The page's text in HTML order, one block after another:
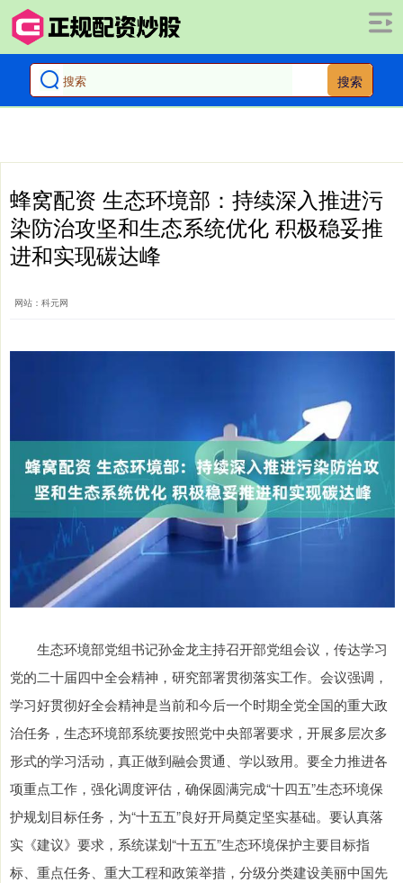
搜索
蜂窝配资 生态环境部：持续深入推进污
染防治攻坚和生态系统优化 积极稳妥推
进和实现碳达峰
网站：科元网
生态环境部党组书记孙金龙主持召开部党组会议，传达学习
党的二十届四中全会精神，研究部署贯彻落实工作。会议强调，
学习好贯彻好全会精神是当前和今后一个时期全党全国的重大政
治任务，生态环境部系统要按照党中央部署要求，开展多层次多
形式的学习活动，真正做到融会贯通、学以致用。要全力推进各
项重点工作，强化调度评估，确保圆满完成“十四五”生态环境保
护规划目标任务，为“十五五”良好开局奠定坚实基础。要认真落
实《建议》要求，系统谋划“十五五”生态环境保护主要目标指
标、重点任务、重大工程和政策举措，分级分类建设美丽中国先